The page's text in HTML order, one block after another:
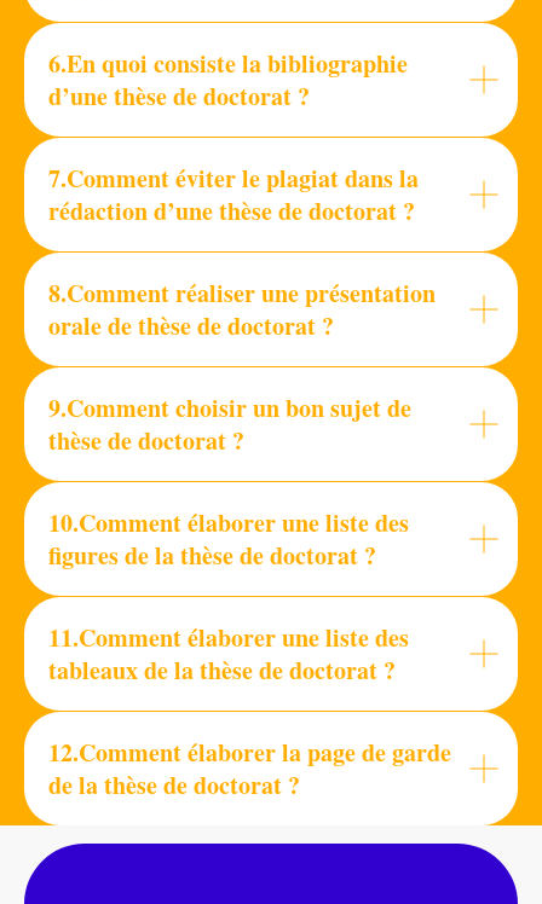
6.En quoi consiste la bibliographie
d’une thèse de doctorat ?
7.Comment éviter le plagiat dans la
rédaction d’une thèse de doctorat ?
8.Comment réaliser une présentation
orale de thèse de doctorat ?
9.Comment choisir un bon sujet de
thèse de doctorat ?
10.Comment élaborer une liste des
figures de la thèse de doctorat ?
11.Comment élaborer une liste des
tableaux de la thèse de doctorat ?
12.Comment élaborer la page de garde
de la thèse de doctorat ?